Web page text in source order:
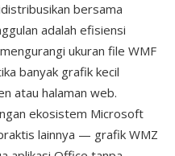
bersama
adalah efisiensi
ukuran file WMF
banyak grafik kecil
atau halaman web.
ekosistem Microsoft
lainnya — grafik WMZ